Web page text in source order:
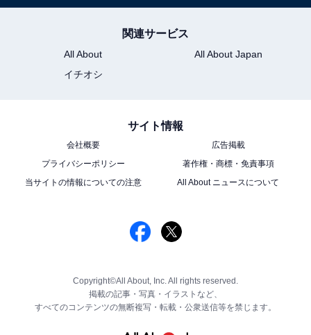
関連サービス
All About
All About Japan
イチオシ
サイト情報
会社概要
広告掲載
プライバシーポリシー
著作権・商標・免責事項
当サイトの情報についての注意
All About ニュースについて
Copyright©All About, Inc. All rights reserved.
掲載の記事・写真・イラストなど、
すべてのコンテンツの無断複写・転載・公衆送信等を禁じます。